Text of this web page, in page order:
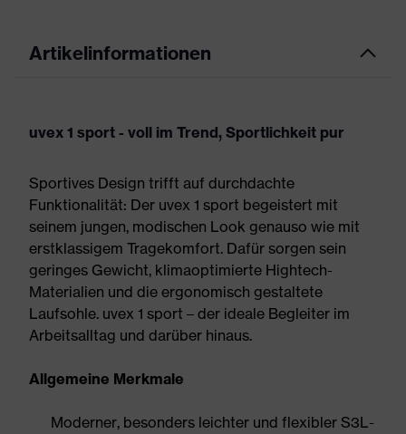
Artikelinformationen
uvex 1 sport - voll im Trend, Sportlichkeit pur
Sportives Design trifft auf durchdachte
Funktionalität: Der uvex 1 sport begeistert mit
seinem jungen, modischen Look genauso wie mit
erstklassigem Tragekomfort. Dafür sorgen sein
geringes Gewicht, klimaoptimierte Hightech-
Materialien und die ergonomisch gestaltete
Laufsohle. uvex 1 sport – der ideale Begleiter im
Arbeitsalltag und darüber hinaus.
Allgemeine Merkmale
Moderner, besonders leichter und flexibler S3L-